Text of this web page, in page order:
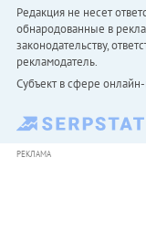
Редакция не несет
обнародованные в
законодательству,
рекламодатель.
Субъект в сфере
РЕКЛАМА